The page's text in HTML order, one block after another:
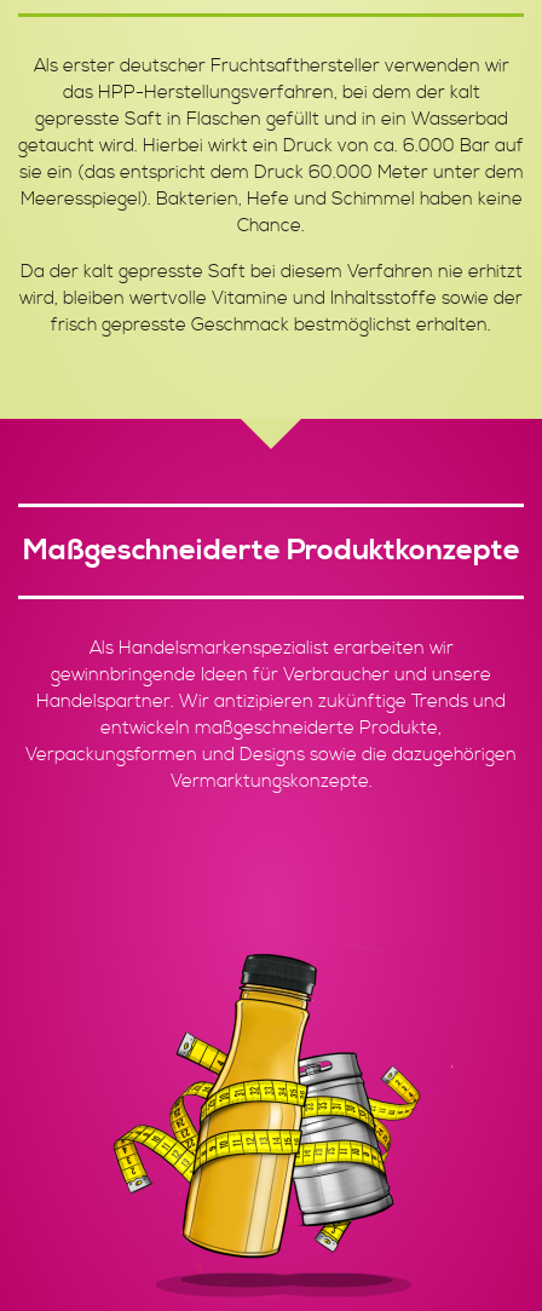
Als erster deutscher Fruchtsafthersteller verwenden wir
das HPP-Herstellungsverfahren, bei dem der kalt
gepresste Saft in Flaschen gefüllt und in ein Wasserbad
getaucht wird. Hierbei wirkt ein Druck von ca. 6.000 Bar auf
sie ein (das entspricht dem Druck 60.000 Meter unter dem
Meeresspiegel). Bakterien, Hefe und Schimmel haben keine
Chance.
Da der kalt gepresste Saft bei diesem Verfahren nie erhitzt
wird, bleiben wertvolle Vitamine und Inhaltsstoffe sowie der
frisch gepresste Geschmack bestmöglichst erhalten.
Maßgeschneiderte Produktkonzepte
Als Handelsmarkenspezialist erarbeiten wir
gewinnbringende Ideen für Verbraucher und unsere
Handelspartner. Wir antizipieren zukünftige Trends und
entwickeln maßgeschneiderte Produkte,
Verpackungsformen und Designs sowie die dazugehörigen
Vermarktungskonzepte.